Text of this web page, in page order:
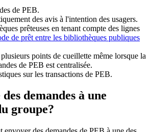
de PEB.
des avis à l'intention des usagers.
prêteuses en tenant compte des lignes
de prêt entre les bibliothèques publiques
points de cueillette même lorsque la
de PEB est centralisée.
sur les transactions de PEB.
demandes à une
groupe?